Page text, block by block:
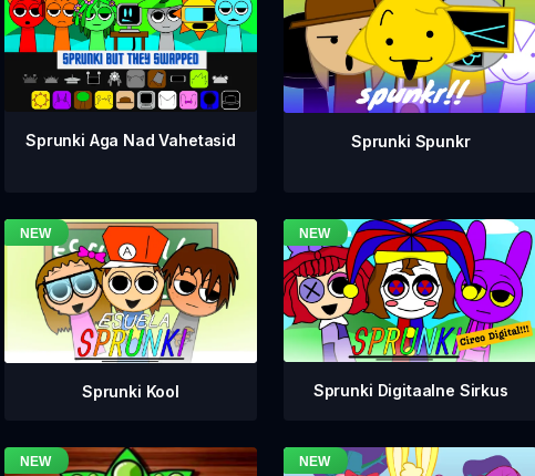
Sprunki Aga Nad Vahetasid Sprunki Spunkr
Sprunki Kool Sprunki Digitaalne Sirkus